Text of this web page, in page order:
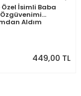
Özel İsimli Baba
Aldım
449,00 TL